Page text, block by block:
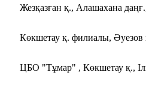
Жезқазған қ., Алашахана
Көкшетау қ. филиалы, Әуезов
ЦБО "Тұмар" , Көкшетау қ.,